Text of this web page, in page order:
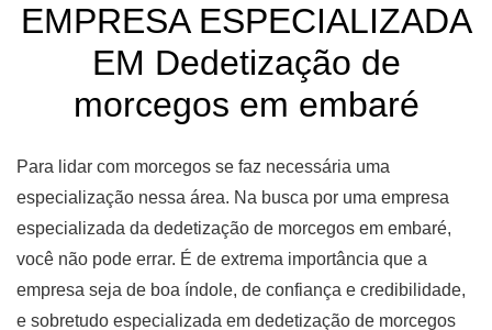
EMPRESA ESPECIALIZADA
EM Dedetização de
morcegos em embaré
Para lidar com morcegos se faz necessária uma
especialização nessa área. Na busca por uma empresa
especializada da dedetização de morcegos em embaré,
você não pode errar. É de extrema importância que a
empresa seja de boa índole, de confiança e credibilidade,
e sobretudo especializada em dedetização de morcegos